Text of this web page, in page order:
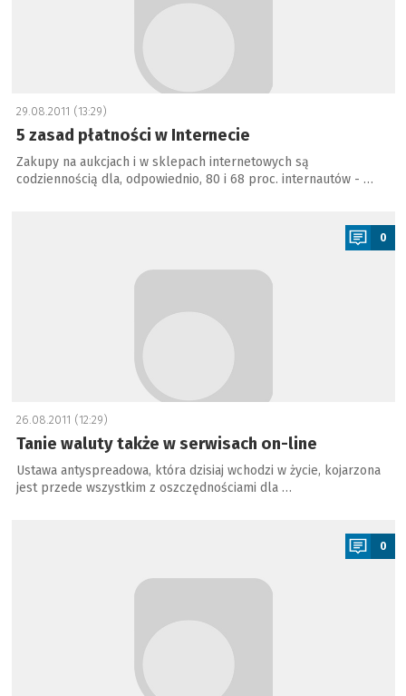
29.08.2011 (13:29)
5 zasad płatności w Internecie
Zakupy na aukcjach i w sklepach internetowych są
codziennością dla, odpowiednio, 80 i 68 proc. internautów - …
0
26.08.2011 (12:29)
Tanie waluty także w serwisach on-line
Ustawa antyspreadowa, która dzisiaj wchodzi w życie, kojarzona
jest przede wszystkim z oszczędnościami dla …
0